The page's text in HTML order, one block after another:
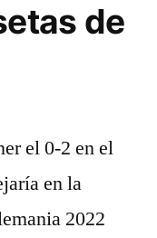
de
el 0-2 en el
en la
2022